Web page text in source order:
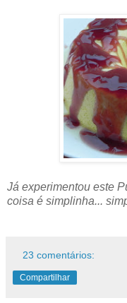
Já experimentou este
coisa é simplinha...
23 comentários:
Compartilhar